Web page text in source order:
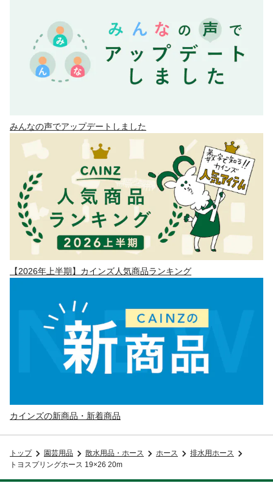
みんなの声でアップデートしました
【2026年上半期】カインズ人気商品ランキング
カインズの新商品・新着商品
トップ 園芸用品 散水用品・ホース ホース
排水用ホース
トヨスプリングホース 19×26 20m